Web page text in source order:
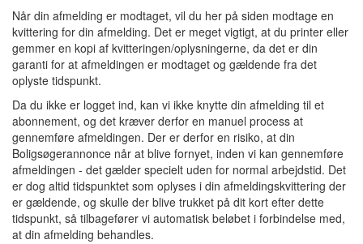
Når din afmelding er modtaget, vil du her på siden modtage en
kvittering for din afmelding. Det er meget vigtigt, at du printer eller
gemmer en kopi af kvitteringen/oplysningerne, da det er din
garanti for at afmeldingen er modtaget og gældende fra det
oplyste tidspunkt.
Da du ikke er logget ind, kan vi ikke knytte din afmelding til et
abonnement, og det kræver derfor en manuel process at
gennemføre afmeldingen. Der er derfor en risiko, at din
Boligsøgerannonce når at blive fornyet, inden vi kan gennemføre
afmeldingen - det gælder specielt uden for normal arbejdstid. Det
er dog altid tidspunktet som oplyses i din afmeldingskvittering der
er gældende, og skulle der blive trukket på dit kort efter dette
tidspunkt, så tilbagefører vi automatisk beløbet i forbindelse med,
at din afmelding behandles.